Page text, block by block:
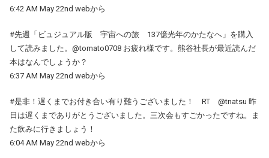
6:42 AM May 22nd webから
#先週「ビュジュアル版 宇宙への旅 137億光年のかたなへ」を購入
して読みました。@tomato0708 お疲れ様です。熊谷社長が最近読んだ
本はなんでしょうか？
6:37 AM May 22nd webから
#是非！遅くまでお付き合い有り難うございました！ RT @tnatsu 昨
日は遅くまでありがとうございました。三次会もすごかったですね。ま
た飲みに行きましょう！
6:04 AM May 22nd webから